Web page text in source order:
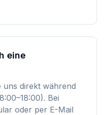
eine
uns direkt während
Bei
oder per E-Mail